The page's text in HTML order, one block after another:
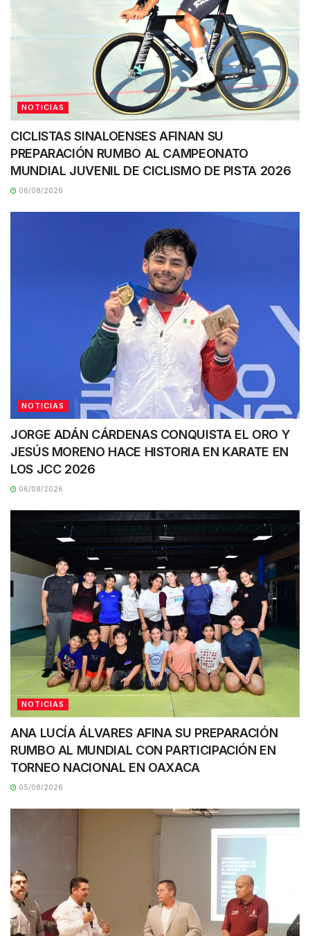
NOTICIAS
CICLISTAS SINALOENSES AFINAN SU
PREPARACIÓN RUMBO AL CAMPEONATO
MUNDIAL JUVENIL DE CICLISMO DE PISTA 2026
06/08/2026
NOTICIAS
JORGE ADÁN CÁRDENAS CONQUISTA EL ORO Y
JESÚS MORENO HACE HISTORIA EN KARATE EN
LOS JCC 2026
06/08/2026
NOTICIAS
ANA LUCÍA ÁLVARES AFINA SU PREPARACIÓN
RUMBO AL MUNDIAL CON PARTICIPACIÓN EN
TORNEO NACIONAL EN OAXACA
05/08/2026